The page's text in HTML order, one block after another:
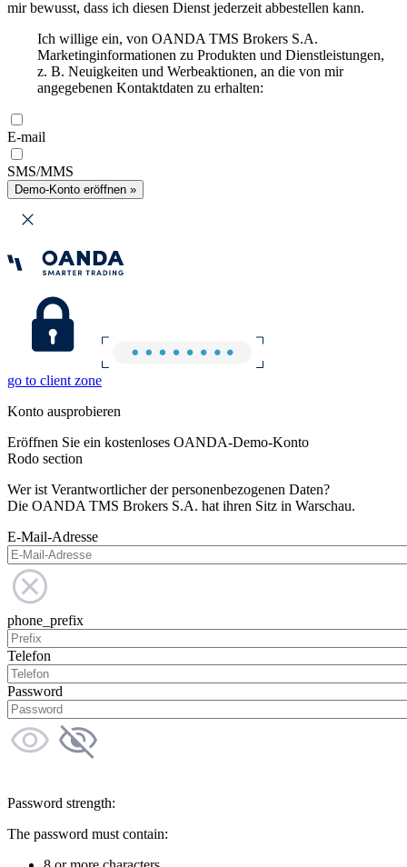
mir bewusst, dass ich diesen Dienst jederzeit abbestellen kann.
Ich willige ein, von OANDA TMS Brokers S.A.
Marketinginformationen zu Produkten und Dienstleistungen,
z. B. Neuigkeiten und Werbeaktionen, an die von mir
angegebenen Kontaktdaten zu erhalten:
E-mail
SMS/MMS
Demo-Konto eröffnen »
go to client zone
Konto ausprobieren
Eröffnen Sie ein kostenloses OANDA-Demo-Konto
Rodo section
Wer ist Verantwortlicher der personenbezogenen Daten?
Die OANDA TMS Brokers S.A. hat ihren Sitz in Warschau.
E-Mail-Adresse
phone_prefix
Telefon
Password
Password strength:
The password must contain: